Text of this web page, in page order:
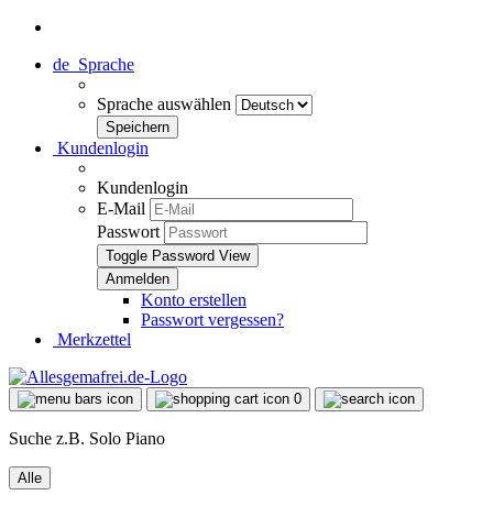
de Sprache
Sprache auswählen
Kundenlogin
Kundenlogin
E-Mail
Passwort
Toggle Password View
Konto erstellen
Passwort vergessen?
Merkzettel
0
Suche z.B. Solo Piano
Alle